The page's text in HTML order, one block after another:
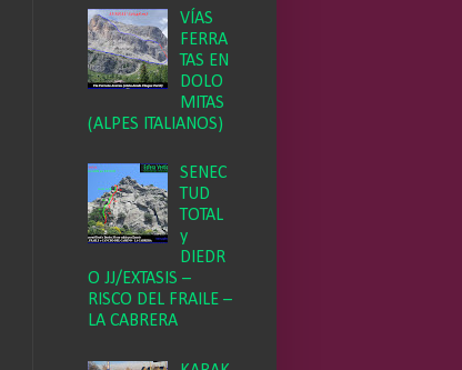
VÍAS
FERRA
TAS EN
DOLO
MITAS
(ALPES ITALIANOS)
SENEC
TUD
TOTAL
y
DIEDR
O JJ/EXTASIS –
RISCO DEL FRAILE –
LA CABRERA